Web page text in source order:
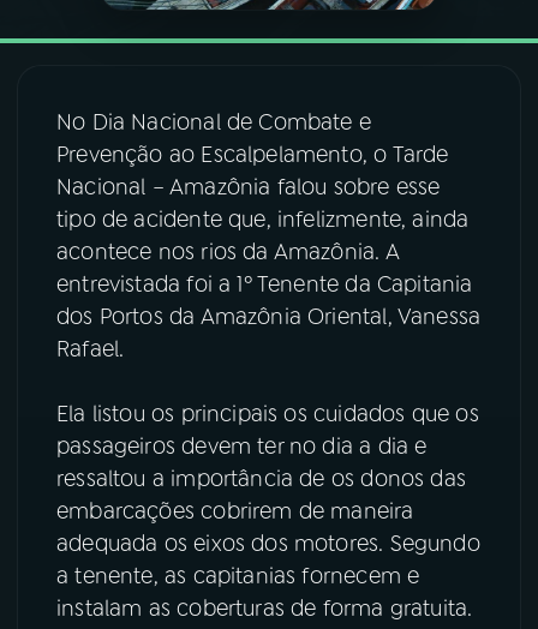
08 FESTIVAL DE MÚSICA
ACOMPANHE A RÁDIO NACIONAL
YouTube Facebook
Instagram X
No Dia Nacional de Combate e
Prevenção ao Escalpelamento, o Tarde
Nacional – Amazônia falou sobre esse
tipo de acidente que, infelizmente, ainda
acontece nos rios da Amazônia. A
entrevistada foi a 1º Tenente da Capitania
dos Portos da Amazônia Oriental, Vanessa
Rafael.
Ela listou os principais os cuidados que os
passageiros devem ter no dia a dia e
ressaltou a importância de os donos das
embarcações cobrirem de maneira
adequada os eixos dos motores. Segundo
a tenente, as capitanias fornecem e
instalam as coberturas de forma gratuita.